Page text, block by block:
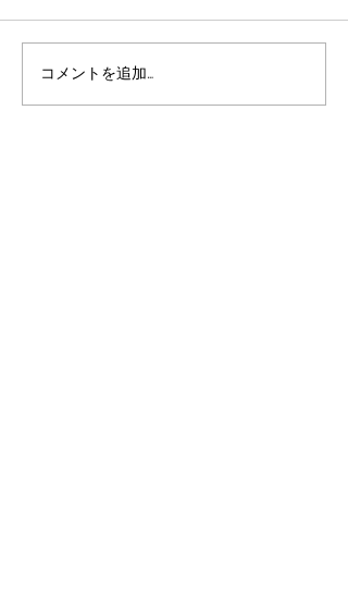
しまい最後の更新から２年以
上経過しています。 この２年
コメントを追加…